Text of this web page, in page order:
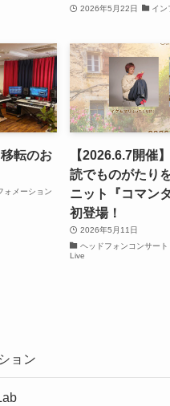
2026年5月22日 イン
転のお
ォメーション
【2026.6.7開催
読でものがたり
ニット『コマン
初登場！
2026年5月11日
ヘッドフォンコンサー
Live
ョン